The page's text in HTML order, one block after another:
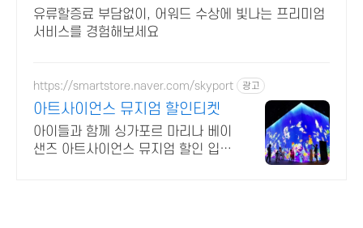
유류할증료 부담없이, 어워드 수상에 빛나는 프리미엄
서비스를 경험해보세요
https://smartstore.naver.com/skyport 광고
아트사이언스 뮤지엄 할인티켓
아이들과 함께 싱가포르 마리나 베이
샌즈 아트사이언스 뮤지엄 할인 입장